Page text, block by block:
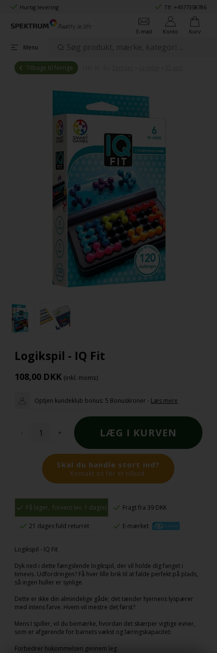
Hurtig levering Tlf.:+4577358786
E-mail Konto Kurv
Menu
Tilbage til forrige
Logikspil - IQ Fit
108,00 DKK (inkl. moms)
Optjen kundeklub bonus: 5 Bonuskroner - Læs mere
- +
Skal du handle stort ind?
Kontakt os for et tilbud.
På lager,forvent lev. 1 dag(e) Fragt fra 39 DKK
21 dages fuld returret E-mærket
Logikspil - IQ Fit
Dyk ned i dette fængslende logikspil, der vil holde dig fanget i
timevis. Udfordringen? Få hver lille brik til at falde perfekt på plads,
så ingen huller er synlige.
Dette er ikke din almindelige gåde; det tænder hjernens lyspærer
med intens farve. Hvem vil mestre det først?
Mens I spiller, vil du bemærke, hvordan det skærper vigtige evner,
som er afgørende for barnets vækst og læringskapacitet:
Forbedrer hukommelsen gennem leg.